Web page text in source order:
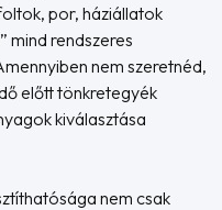
por, háziállatok
mind rendszeres
nem szeretnéd,
előtt tönkretegyék
kiválasztása
nem csak